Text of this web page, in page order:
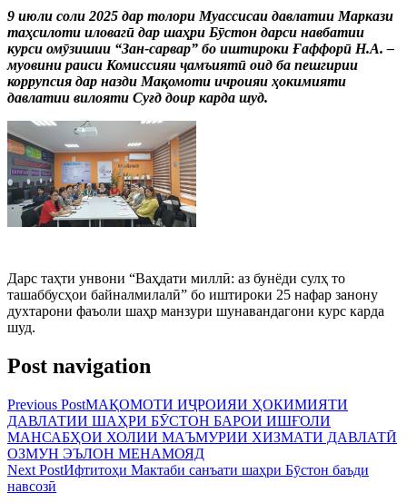
9 июли соли 2025 дар толори Муассисаи давлатии Маркази
таҳсилоти иловагӣ дар шаҳри Бӯстон дарси навбатии
курси омӯзишии “Зан-сарвар” бо иштироки Ғаффорӣ Н.А. –
муовини раиси Комиссияи ҷамъиятӣ оид ба пешгирии
коррупсия дар назди Мақомоти ичроияи ҳокимияти
давлатии вилояти Суғд доир карда шуд.
Дарс таҳти унвони “Ваҳдати миллӣ: аз бунёди сулҳ то
ташаббусҳои байналмилалӣ” бо иштироки 25 нафар занону
духтарони фаъоли шаҳр манзури шунавандагони курс карда
шуд.
Post navigation
Previous PostМАҚОМОТИ ИҶРОИЯИ ҲОКИМИЯТИ
ДАВЛАТИИ ШАҲРИ БӮСТОН БАРОИ ИШҒОЛИ
МАНСАБҲОИ ХОЛИИ МАЪМУРИИ ХИЗМАТИ ДАВЛАТӢ
ОЗМУН ЭЪЛОН МЕНАМОЯД
Next PostИфтитоҳи Мактаби санъати шаҳри Бӯстон баъди
навсозӣ